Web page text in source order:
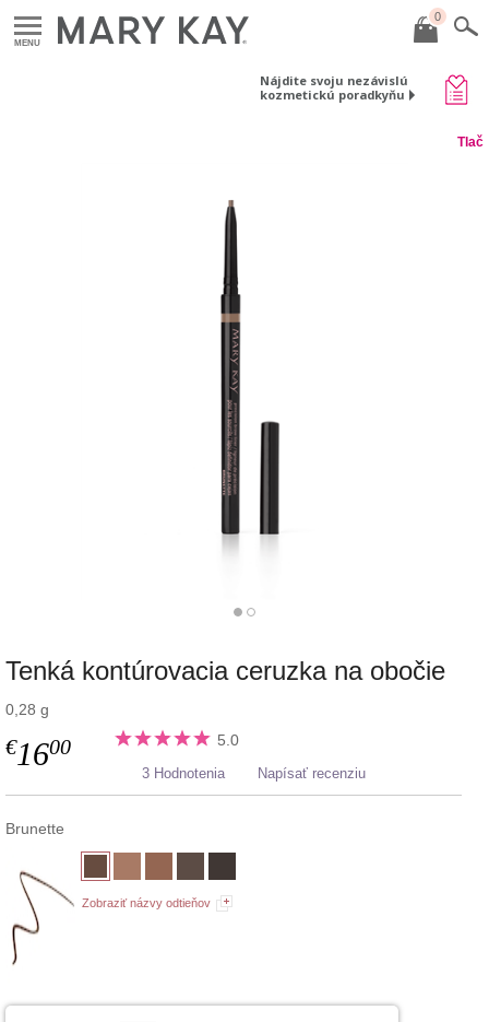
MENU
0
Nájdite svoju nezávislú
kozmetickú poradkyňu
Tlač
Tenká kontúrovacia ceruzka na obočie
0,28 g
€1600 5.0
3 Hodnotenia Napísať recenziu
Brunette
Zobraziť názvy odtieňov